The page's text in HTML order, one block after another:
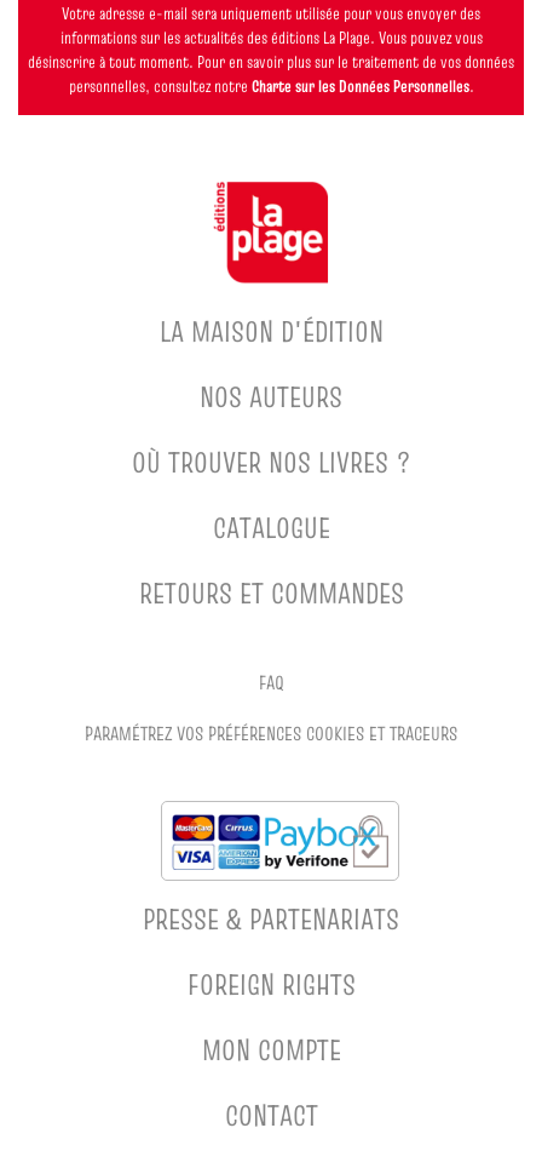
Votre adresse e-mail sera uniquement utilisée pour vous envoyer des
informations sur les actualités des éditions La Plage. Vous pouvez vous
désinscrire à tout moment. Pour en savoir plus sur le traitement de vos données
personnelles, consultez notre Charte sur les Données Personnelles.
LA MAISON D'ÉDITION
NOS AUTEURS
OÙ TROUVER NOS LIVRES ?
CATALOGUE
RETOURS ET COMMANDES
FAQ
PARAMÉTREZ VOS PRÉFÉRENCES COOKIES ET TRACEURS
PRESSE & PARTENARIATS
FOREIGN RIGHTS
MON COMPTE
CONTACT